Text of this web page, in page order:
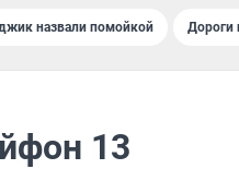
назвали помойкой Дороги
13